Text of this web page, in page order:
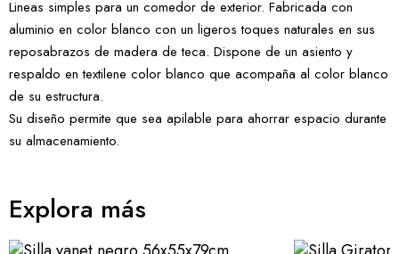
Lineas simples para un comedor de exterior. Fabricada con
aluminio en color blanco con un ligeros toques naturales en sus
reposabrazos de madera de teca. Dispone de un asiento y
respaldo en textilene color blanco que acompaña al color blanco
de su estructura.
Su diseño permite que sea apilable para ahorrar espacio durante
su almacenamiento.
Explora más